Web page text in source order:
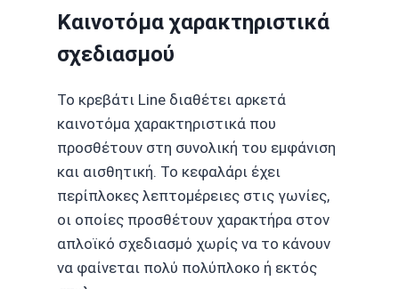
Καινοτόμα χαρακτηριστικά
σχεδιασμού
Το κρεβάτι Line διαθέτει αρκετά
καινοτόμα χαρακτηριστικά που
προσθέτουν στη συνολική του εμφάνιση
και αισθητική. Το κεφαλάρι έχει
περίπλοκες λεπτομέρειες στις γωνίες,
οι οποίες προσθέτουν χαρακτήρα στον
απλοϊκό σχεδιασμό χωρίς να το κάνουν
να φαίνεται πολύ πολύπλοκο ή εκτός